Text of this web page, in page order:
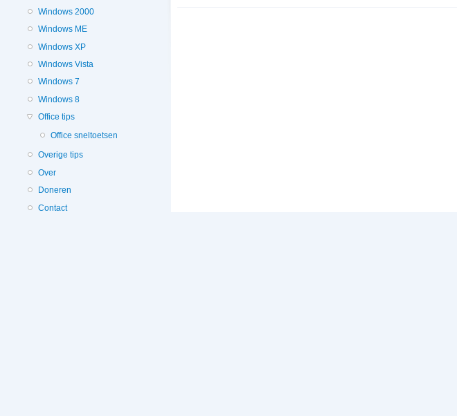
Windows 2000
Windows ME
Windows XP
Windows Vista
Windows 7
Windows 8
Office tips
Office sneltoetsen
Overige tips
Over
Doneren
Contact